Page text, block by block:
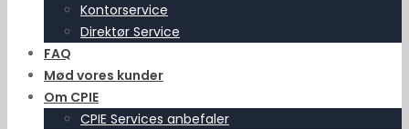
Kontorservice
Direktør Service
FAQ
Mød vores kunder
Om CPIE
CPIE Services anbefaler